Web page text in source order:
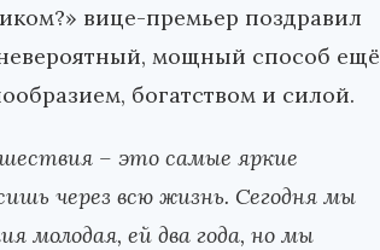
вице-премьер поздравил
мощный способ ещё
богатством и силой.
– это самые яркие
через всю жизнь. Сегодня мы
молодая, ей два года, но мы